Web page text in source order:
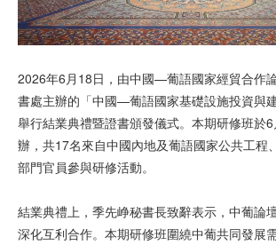
2026年6月18日，由中國—葡語國家經貿合作
書處主辦的「中國—葡語國家基礎設施投資與
舉行結業典禮暨證書頒發儀式。本期研修班於
辦，共17名來自中國內地及葡語國家公共工程
部門官員參與研修活動。
結業典禮上，季先峥秘書長致辭表示，中葡論
深化互利合作。本期研修班圍繞中葡共同發展